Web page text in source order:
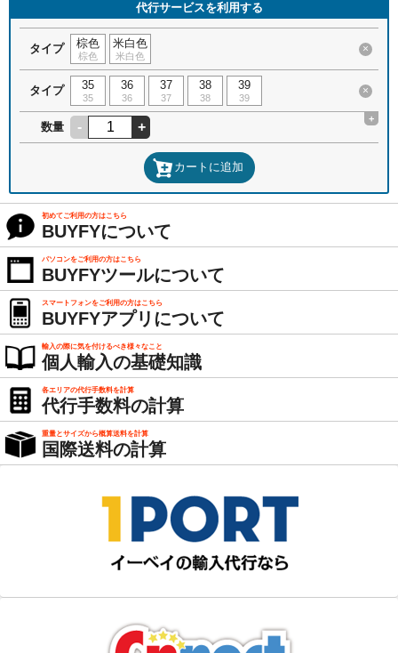
代行サービスを利用する
タイプ 棕色
棕色
米白色
米白色
×
タイプ 35
35
36
36
37
37
38
38
39
39
×
数量 - +
+
カートに追加
初めてご利用の方はこちら
BUYFYについて
パソコンをご利用の方はこちら
BUYFYツールについて
スマートフォンをご利用の方はこちら
BUYFYアプリについて
輸入の際に気を付けるべき様々なこと
個人輸入の基礎知識
各エリアの代行手数料を計算
代行手数料の計算
重量とサイズから概算送料を計算
国際送料の計算